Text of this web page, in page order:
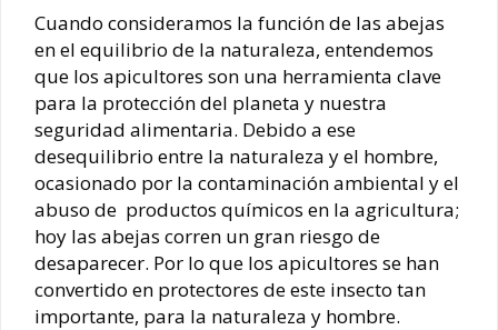
Cuando consideramos la función de las abejas
en el equilibrio de la naturaleza, entendemos
que los apicultores son una herramienta clave
para la protección del planeta y nuestra
seguridad alimentaria. Debido a ese
desequilibrio entre la naturaleza y el hombre,
ocasionado por la contaminación ambiental y el
abuso de productos químicos en la agricultura;
hoy las abejas corren un gran riesgo de
desaparecer. Por lo que los apicultores se han
convertido en protectores de este insecto tan
importante, para la naturaleza y hombre.